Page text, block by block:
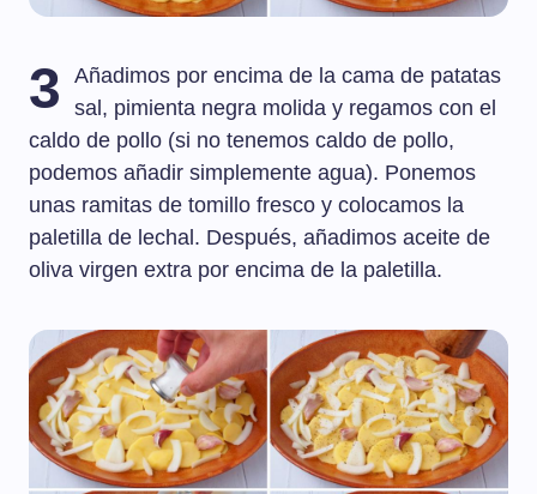
3
Añadimos por encima de la cama de patatas
sal, pimienta negra molida y regamos con el
caldo de pollo (si no tenemos caldo de pollo,
podemos añadir simplemente agua). Ponemos
unas ramitas de tomillo fresco y colocamos la
paletilla de lechal. Después, añadimos aceite de
oliva virgen extra por encima de la paletilla.